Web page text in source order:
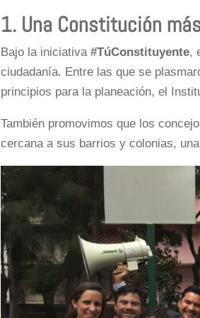
1. Una Constitución
Bajo la iniciativa#TúConstituyente,
ciudadanía. Entre las que se
principios para la planeación, el
También promovimos que los
cercana a sus barrios y colonias,